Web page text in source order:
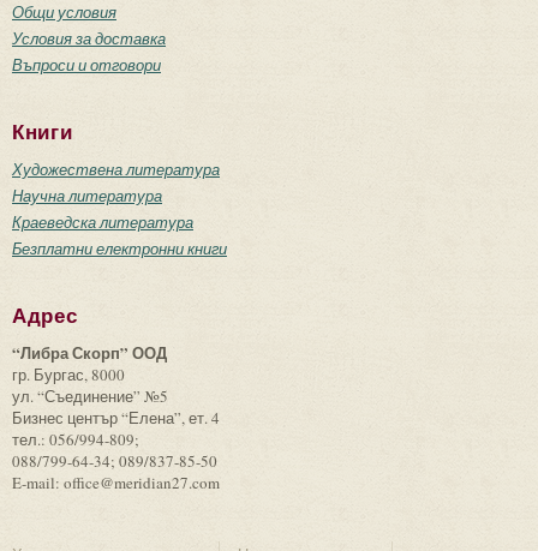
Общи условия
Условия за доставка
Въпроси и отговори
Книги
Художествена литература
Научна литература
Краеведска литература
Безплатни електронни книги
Адрес
“Либра Скорп” ООД
гр. Бургас, 8000
ул. “Съединение” №5
Бизнес център “Елена”, ет. 4
тел.: 056/994-809;
088/799-64-34; 089/837-85-50
E-mail: office@meridian27.com